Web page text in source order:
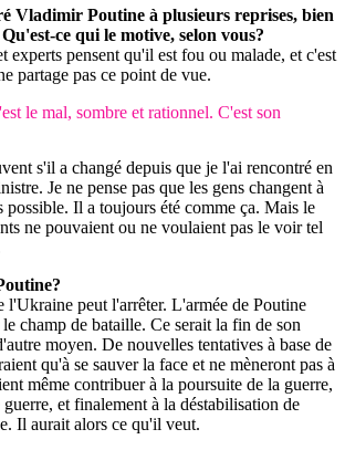
Vladimir Poutine à plusieurs reprises, bien
ce qui le motive, selon vous?
experts pensent qu'il est fou ou malade, et c'est
partage pas ce point de vue.
le mal, sombre et rationnel. C'est son
s'il a changé depuis que je l'ai rencontré en
Je ne pense pas que les gens changent à
possible. Il a toujours été comme ça. Mais le
ne pouvaient ou ne voulaient pas le voir tel
l'Ukraine peut l'arrêter. L'armée de Poutine
champ de bataille. Ce serait la fin de son
moyen. De nouvelles tentatives à base de
qu'à se sauver la face et ne mèneront pas à
même contribuer à la poursuite de la guerre,
et finalement à la déstabilisation de
Il aurait alors ce qu'il veut.